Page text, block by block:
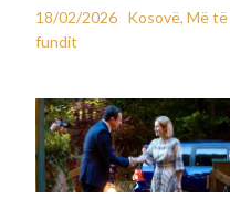
18/02/2026 Kosovë,Më të
fundit